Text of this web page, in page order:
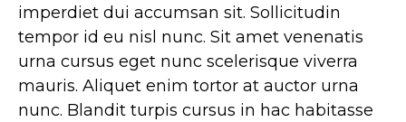
imperdiet dui accumsan sit. Sollicitudin
tempor id eu nisl nunc. Sit amet venenatis
urna cursus eget nunc scelerisque viverra
mauris. Aliquet enim tortor at auctor urna
nunc. Blandit turpis cursus in hac habitasse